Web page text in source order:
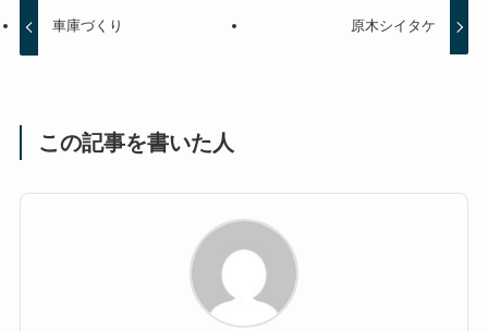
車庫づくり 原木シイタケ
この記事を書いた人